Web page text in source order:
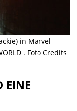
in Marvel
. Foto Credits
EINE